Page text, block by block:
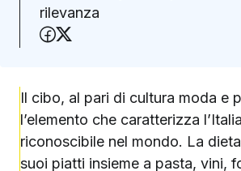
rilevanza
Condividi su Facebook
Il cibo, al pari di cultura moda e
l’elemento che caratterizza
riconoscibile nel mondo. La
suoi piatti insieme a pasta, vini,